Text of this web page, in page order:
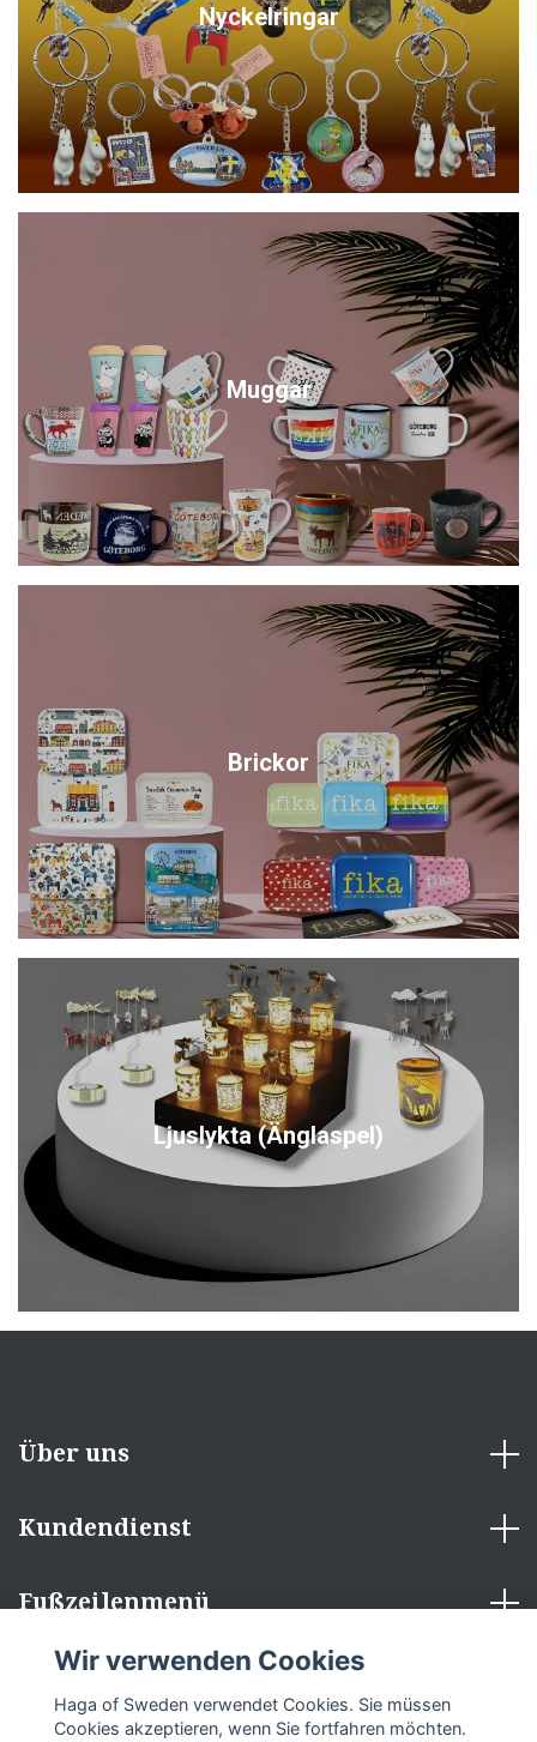
Nyckelringar
Muggar
Brickor
Ljuslykta (Änglaspel)
Über uns
Kundendienst
Fußzeilenmenü
Sozialen Medien
Wir verwenden Cookies
Haga of Sweden verwendet Cookies. Sie müssen
Cookies akzeptieren, wenn Sie fortfahren möchten.